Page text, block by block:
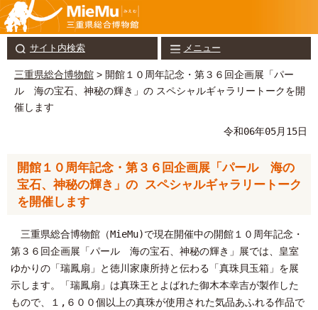
サイト内検索 メニュー
三重県総合博物館 > 開館１０周年記念・第３６回企画展「パー
ル 海の宝石、神秘の輝き」の スペシャルギャラリートークを開
催します
令和06年05月15日
開館１０周年記念・第３６回企画展「パール 海の
宝石、神秘の輝き」の スペシャルギャラリートーク
を開催します
三重県総合博物館（MieMu)で現在開催中の開館１０周年記念・
第３６回企画展「パール 海の宝石、神秘の輝き」展では、皇室
ゆかりの「瑞鳳扇」と徳川家康所持と伝わる「真珠貝玉箱」を展
示します。「瑞鳳扇」は真珠王とよばれた御木本幸吉が製作した
もので、１,６００個以上の真珠が使用された気品あふれる作品で